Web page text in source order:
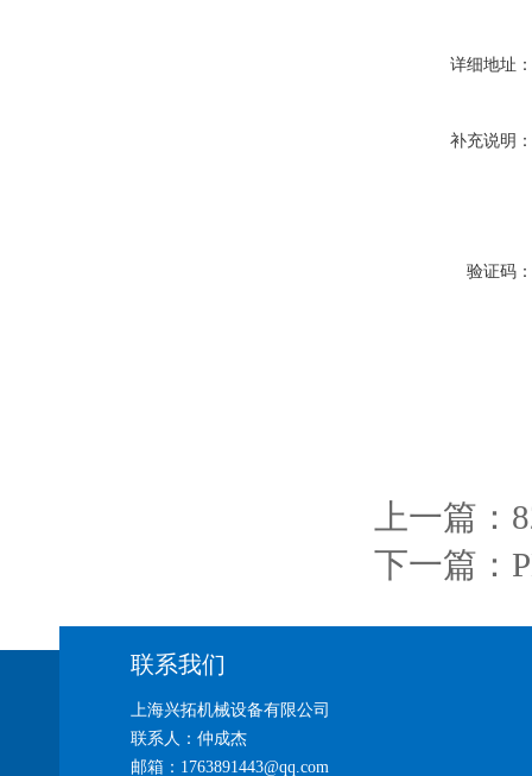
详细地址：
补充说明：
验证码：
上一篇：
下一篇：
联系我们
上海兴拓机械设备有限公司
联系人：仲成杰
邮箱：1763891443@qq.com